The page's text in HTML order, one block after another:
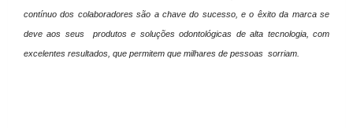
contínuo dos colaboradores são a chave do sucesso, e o êxito da marca se
deve aos seus produtos e soluções odontológicas de alta tecnologia, com
excelentes resultados, que permitem que milhares de pessoas sorriam.